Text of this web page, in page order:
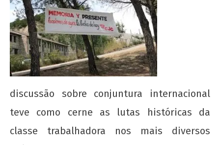
Raúl é herói! Criminoso é o governo que
invade, sequestra, mata e bombardeia ao
redor do globo
2 de
agosto
2018
admin
discussão sobre conjuntura internacional
teve como cerne as lutas históricas da
classe trabalhadora nos mais diversos